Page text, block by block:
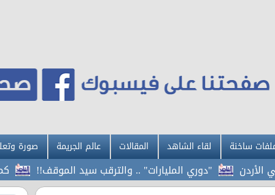
ساخنة لقاء الشاهد المقالات عالم الجريمة صورة
"دوري المليارات" .. والترقب سيد الموقف!! كم